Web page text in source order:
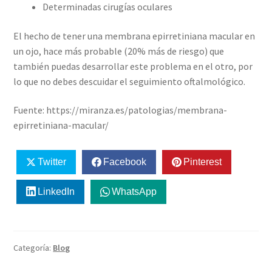
Determinadas cirugías oculares
El hecho de tener una membrana epirretiniana macular en
un ojo, hace más probable (20% más de riesgo) que
también puedas desarrollar este problema en el otro, por
lo que no debes descuidar el seguimiento oftalmológico.
Fuente: https://miranza.es/patologias/membrana-
epirretiniana-macular/
Twitter Facebook Pinterest
LinkedIn WhatsApp
Categoría: Blog